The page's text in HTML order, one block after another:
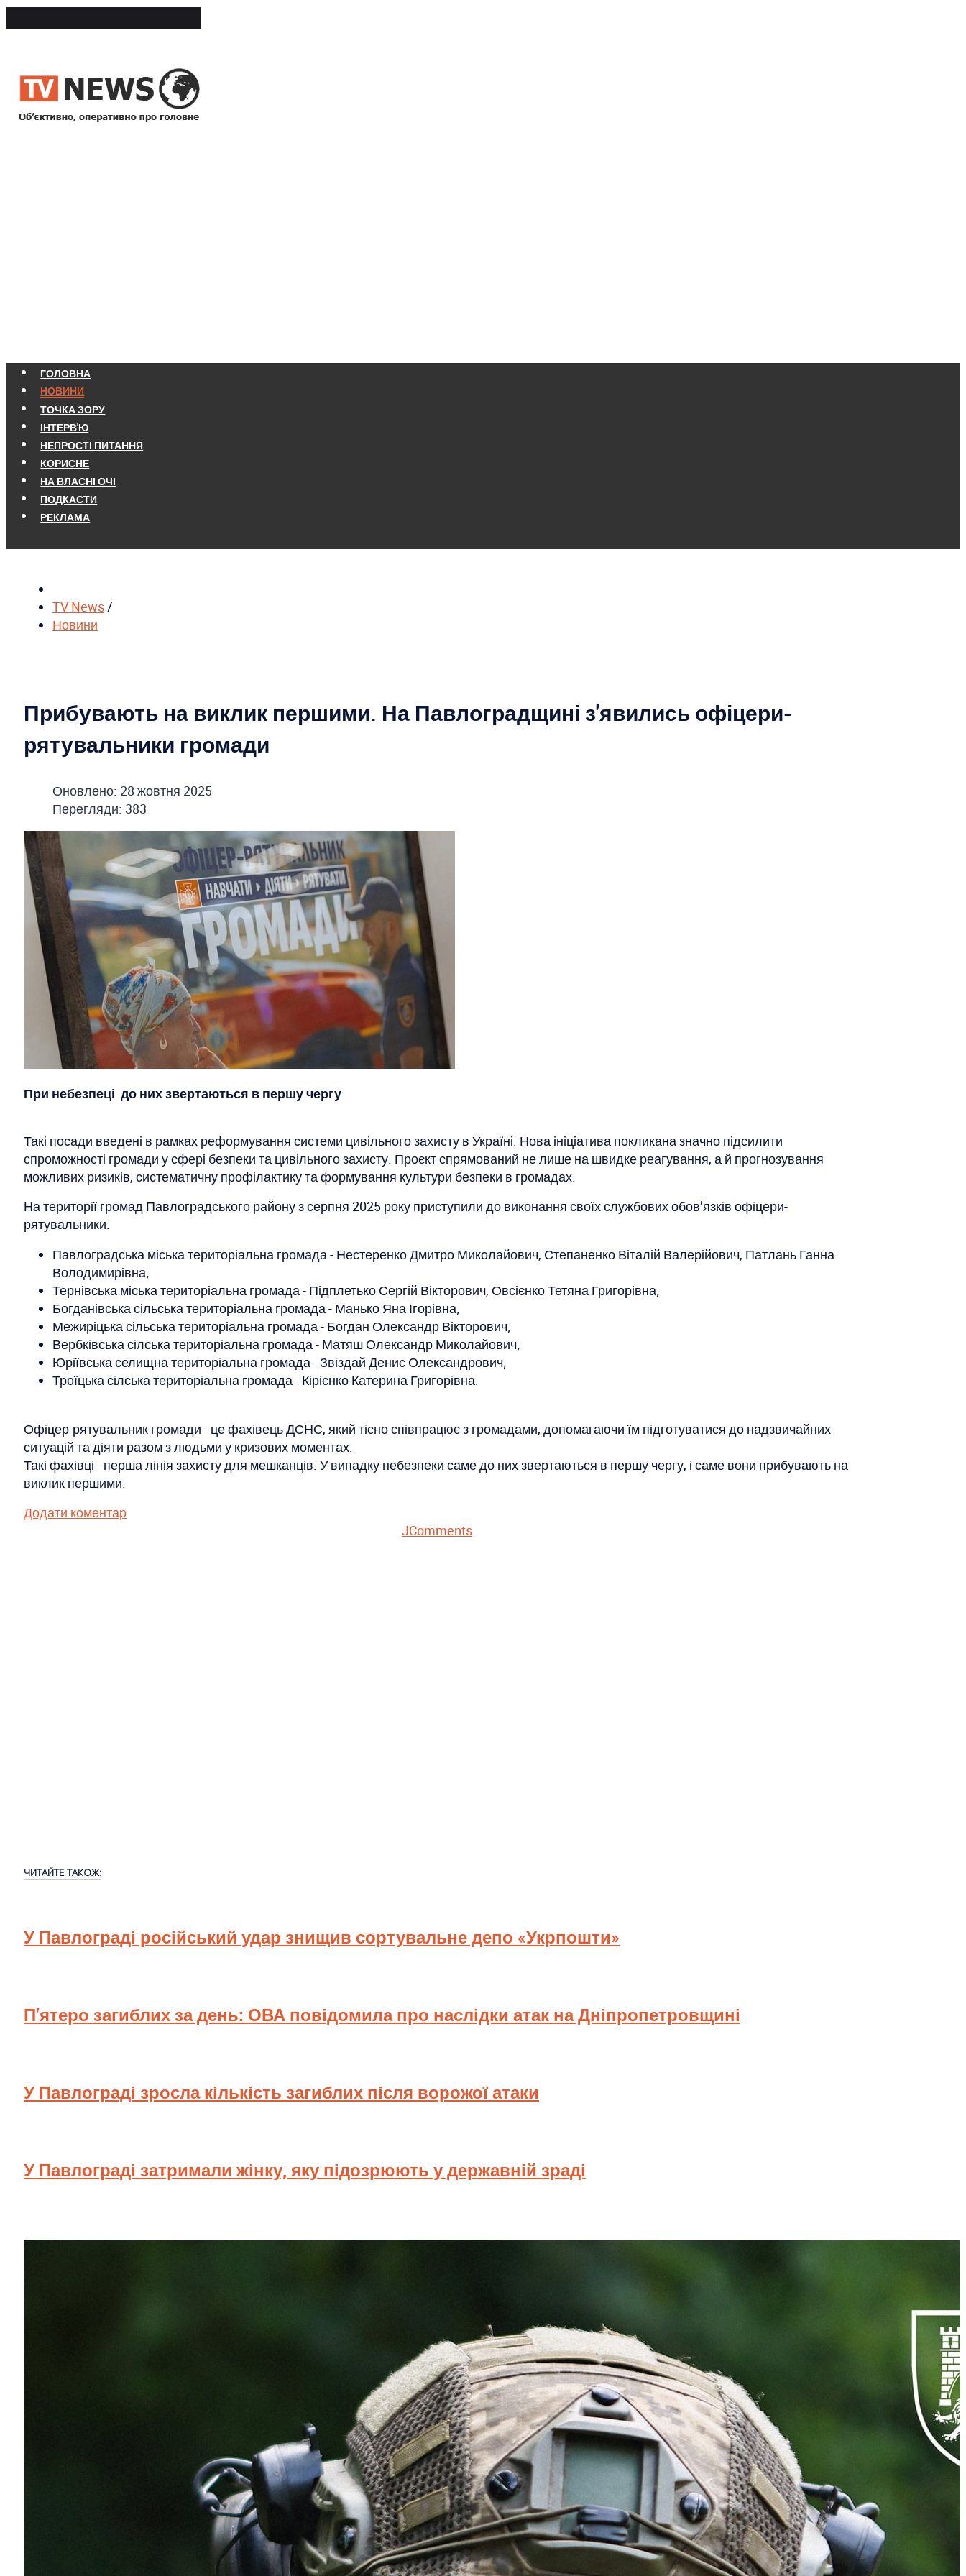
ГОЛОВНА
НОВИНИ
ТОЧКА ЗОРУ
ІНТЕРВ'Ю
НЕПРОСТІ ПИТАННЯ
КОРИСНЕ
НА ВЛАСНІ ОЧІ
ПОДКАСТИ
РЕКЛАМА
TV News /
Новини
Прибувають на виклик першими. На Павлоградщині з'явились офіцери-
рятувальники громади
Оновлено: 28 жовтня 2025
Перегляди: 383
При небезпеці до них звертаються в першу чергу
Такі посади введені в рамках реформування системи цивільного захисту в Україні. Нова ініціатива покликана значно підсилити
спроможності громади у сфері безпеки та цивільного захисту. Проєкт спрямований не лише на швидке реагування, а й прогнозування
можливих ризиків, систематичну профілактику та формування культури безпеки в громадах.
На території громад Павлоградського району з серпня 2025 року приступили до виконання своїх службових обов’язків офіцери-
рятувальники:
Павлоградська міська територіальна громада - Нестеренко Дмитро Миколайович, Степаненко Віталій Валерійович, Патлань Ганна
Володимирівна;
Тернівська міська територіальна громада - Підплетько Сергій Вікторович, Овсієнко Тетяна Григорівна;
Богданівська сільська територіальна громада - Манько Яна Ігорівна;
Межиріцька сільська територіальна громада - Богдан Олександр Вікторович;
Вербківська сілська територіальна громада - Матяш Олександр Миколайович;
Юріївська селищна територіальна громада - Звіздай Денис Олександрович;
Троїцька сілська територіальна громада - Кірієнко Катерина Григорівна.
Офіцер-рятувальник громади - це фахівець ДСНС, який тісно співпрацює з громадами, допомагаючи їм підготуватися до надзвичайних
ситуацій та діяти разом з людьми у кризових моментах.
Такі фахівці - перша лінія захисту для мешканців. У випадку небезпеки саме до них звертаються в першу чергу, і саме вони прибувають на
виклик першими.
Додати коментар
JComments
ЧИТАЙТЕ ТАКОЖ:
У Павлограді російський удар знищив сортувальне депо «Укрпошти»
П’ятеро загиблих за день: ОВА повідомила про наслідки атак на Дніпропетровщині
У Павлограді зросла кількість загиблих після ворожої атаки
У Павлограді затримали жінку, яку підозрюють у державній зраді